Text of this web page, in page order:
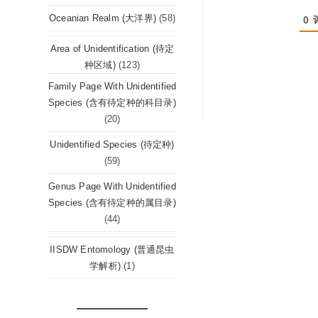
0
Oceanian Realm (大洋界) (58)
Area of Unidentification (待定
种区域) (123)
Family Page With Unidentified
Species (含有待定种的科目录)
(20)
Unidentified Species (待定种)
(59)
Genus Page With Unidentified
Species (含有待定种的属目录)
(44)
IISDW Entomology (普通昆虫
学解析) (1)